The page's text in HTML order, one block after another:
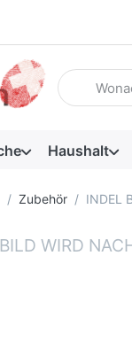
Geben Sie
Haushalt
Zubehör INDEL